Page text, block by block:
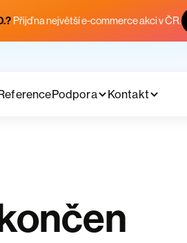
Přijď na největší e-commerce akci v ČR.
Podpora Kontakt